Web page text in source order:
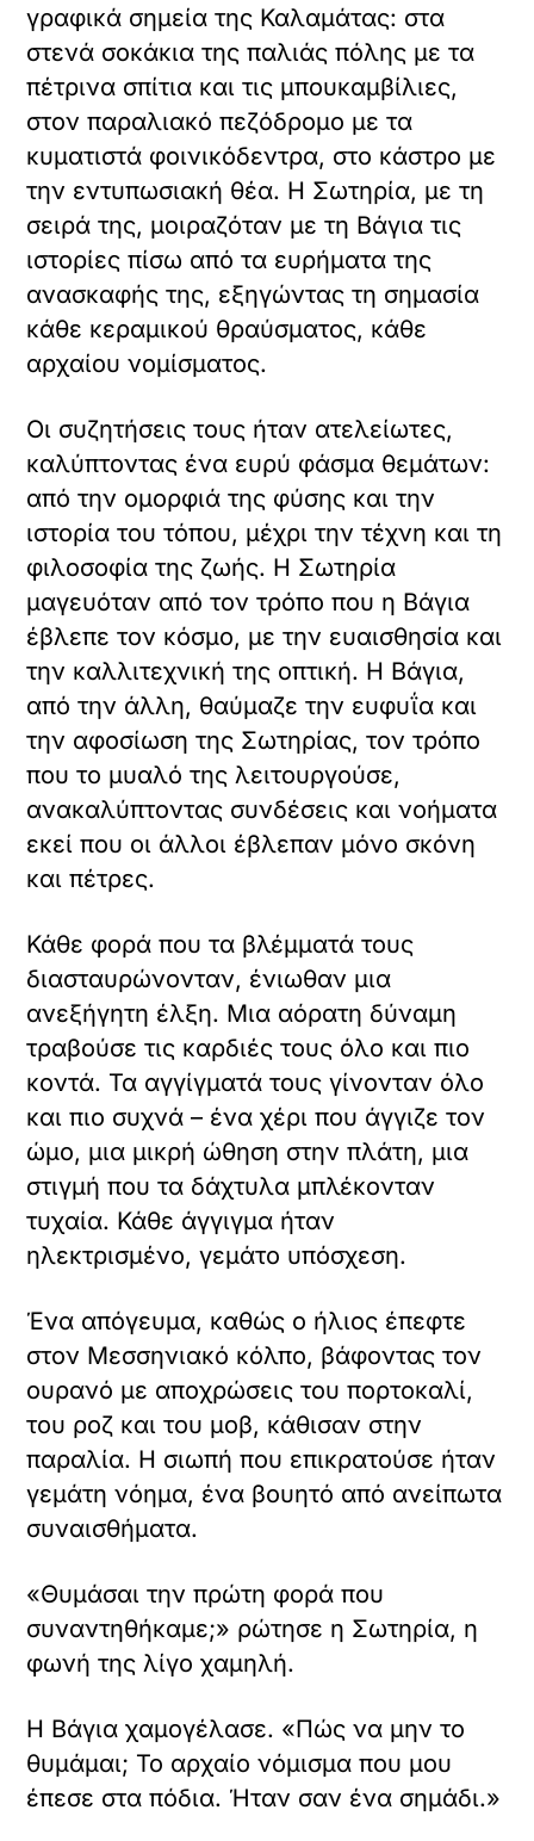
γραφικά σημεία της Καλαμάτας: στα
στενά σοκάκια της παλιάς πόλης με τα
πέτρινα σπίτια και τις μπουκαμβίλιες,
στον παραλιακό πεζόδρομο με τα
κυματιστά φοινικόδεντρα, στο κάστρο με
την εντυπωσιακή θέα. Η Σωτηρία, με τη
σειρά της, μοιραζόταν με τη Βάγια τις
ιστορίες πίσω από τα ευρήματα της
ανασκαφής της, εξηγώντας τη σημασία
κάθε κεραμικού θραύσματος, κάθε
αρχαίου νομίσματος.
Οι συζητήσεις τους ήταν ατελείωτες,
καλύπτοντας ένα ευρύ φάσμα θεμάτων:
από την ομορφιά της φύσης και την
ιστορία του τόπου, μέχρι την τέχνη και τη
φιλοσοφία της ζωής. Η Σωτηρία
μαγευόταν από τον τρόπο που η Βάγια
έβλεπε τον κόσμο, με την ευαισθησία και
την καλλιτεχνική της οπτική. Η Βάγια,
από την άλλη, θαύμαζε την ευφυΐα και
την αφοσίωση της Σωτηρίας, τον τρόπο
που το μυαλό της λειτουργούσε,
ανακαλύπτοντας συνδέσεις και νοήματα
εκεί που οι άλλοι έβλεπαν μόνο σκόνη
και πέτρες.
Κάθε φορά που τα βλέμματά τους
διασταυρώνονταν, ένιωθαν μια
ανεξήγητη έλξη. Μια αόρατη δύναμη
τραβούσε τις καρδιές τους όλο και πιο
κοντά. Τα αγγίγματά τους γίνονταν όλο
και πιο συχνά – ένα χέρι που άγγιζε τον
ώμο, μια μικρή ώθηση στην πλάτη, μια
στιγμή που τα δάχτυλα μπλέκονταν
τυχαία. Κάθε άγγιγμα ήταν
ηλεκτρισμένο, γεμάτο υπόσχεση.
Ένα απόγευμα, καθώς ο ήλιος έπεφτε
στον Μεσσηνιακό κόλπο, βάφοντας τον
ουρανό με αποχρώσεις του πορτοκαλί,
του ροζ και του μοβ, κάθισαν στην
παραλία. Η σιωπή που επικρατούσε ήταν
γεμάτη νόημα, ένα βουητό από ανείπωτα
συναισθήματα.
«Θυμάσαι την πρώτη φορά που
συναντηθήκαμε;» ρώτησε η Σωτηρία, η
φωνή της λίγο χαμηλή.
Η Βάγια χαμογέλασε. «Πώς να μην το
θυμάμαι; Το αρχαίο νόμισμα που μου
έπεσε στα πόδια. Ήταν σαν ένα σημάδι.»